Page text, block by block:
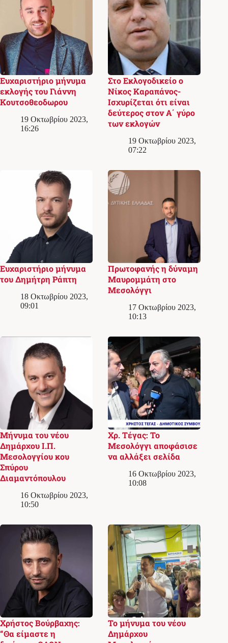
Ευχαριστήριο μήνυμα
εκλογής του Γιάννη
Κουτσοθεοδωρου
19 Οκτωβρίου 2023,
16:26
Στο Εκλογoδικείο ο
Νίκος Καραπάνος-
Ισχυρίζεται ότι είναι
δεύτερος στον Α΄ γύρο
των εκλογών
19 Οκτωβρίου 2023,
07:22
Ευχαριστήριο μήνυμα
του Δημήτρη Ράπτη
18 Οκτωβρίου 2023,
09:01
Πρωτοφανής η δύναμη
Μαυρομμάτη στο
Μεσολόγγι
17 Οκτωβρίου 2023,
10:13
Μήνυμα του νέου
Δημάρχου Ι.Π.
Μεσολογγίου κου
Σπύρου
Διαμαντόπουλου
16 Οκτωβρίου 2023,
10:50
Χρ. Τέγας: Το
Μεσολόγγι αποφάσισε
να αλλάξει σελίδα
16 Οκτωβρίου 2023,
10:08
Χρήστος Βούρβαχης:
“Θα είμαστε η
Το μήνυμα του νέου
Δημάρχου